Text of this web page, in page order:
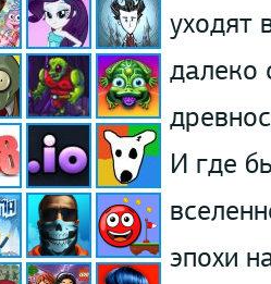
уходят
далеко
И где
эпохи